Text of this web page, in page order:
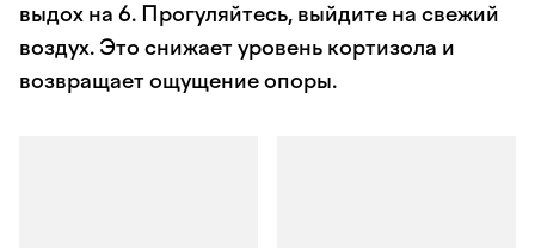
выдох на 6. Прогуляйтесь, выйдите на свежий
воздух. Это снижает уровень кортизола и
возвращает ощущение опоры.